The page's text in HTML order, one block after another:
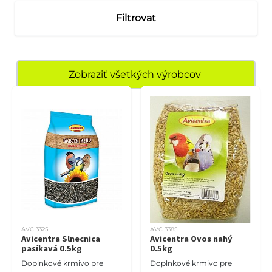
Filtrovat
Zobraziť všetkých výrobcov
AVC 3325
Avicentra Slnecnica
pasíkavá 0.5kg
Doplnkové krmivo pre
AVC 3385
Avicentra Ovos nahý
0.5kg
Doplnkové krmivo pre